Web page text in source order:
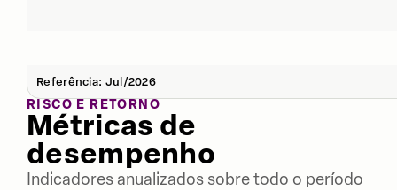
Referência: Jul/2026
RISCO E RETORNO
Métricas de
desempenho
Indicadores anualizados sobre todo o período